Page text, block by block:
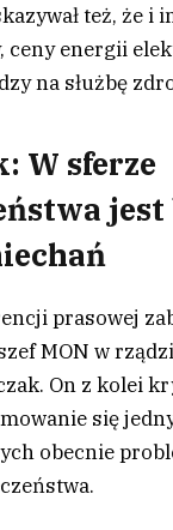
też, że i
ceny energii
na służbę
W sferze
jest
prasowej
MON w
On z kolei
się
obecnie